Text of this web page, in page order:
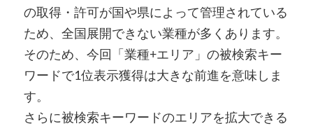
の取得・許可が国や県によって管理されている
ため、全国展開できない業種が多くあります。
そのため、今回「業種+エリア」の被検索キー
ワードで1位表示獲得は大きな前進を意味しま
す。
さらに被検索キーワードのエリアを拡大できる